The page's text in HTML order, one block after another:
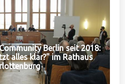
Berlin seit 2018:
alles klar?" im Rathaus